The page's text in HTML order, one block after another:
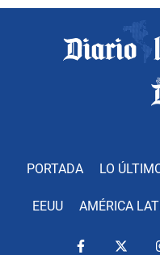
PORTADA LO
EEUU AMÉRICA